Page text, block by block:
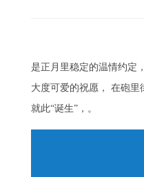
是正月里稳定的温情约定
大度可爱的祝愿， 在砲
就此“诞生”，。